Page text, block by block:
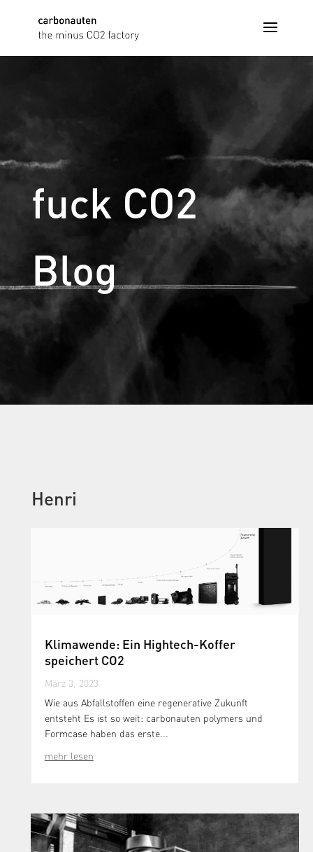
fuck CO2
Blog
Henri
Klimawende: Ein Hightech-Koffer
speichert CO2
März 3, 2023
Wie aus Abfallstoffen eine regenerative Zukunft
entsteht Es ist so weit: carbonauten polymers und
Formcase haben das erste...
mehr lesen